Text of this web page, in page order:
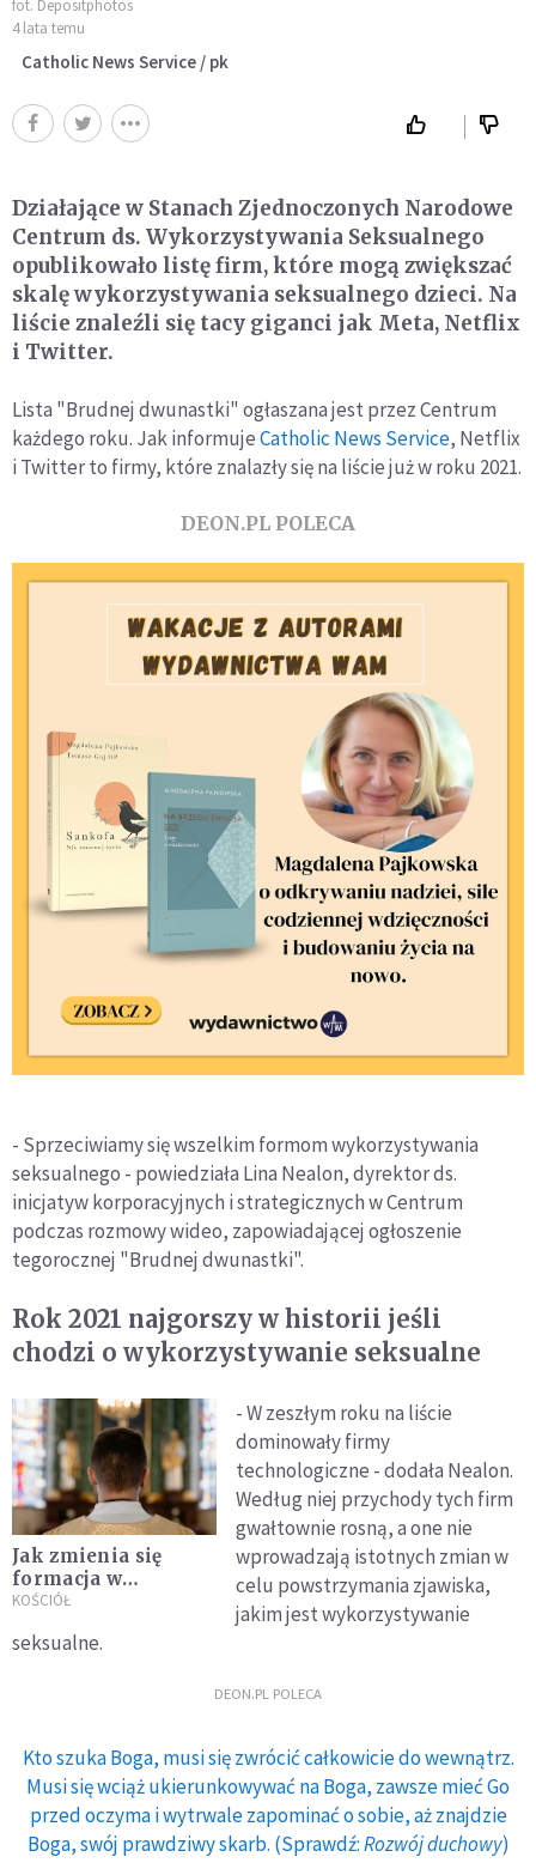
fot. Depositphotos
4 lata temu
Catholic News Service / pk
Działające w Stanach Zjednoczonych Narodowe
Centrum ds. Wykorzystywania Seksualnego
opublikowało listę firm, które mogą zwiększać
skalę wykorzystywania seksualnego dzieci. Na
liście znaleźli się tacy giganci jak Meta, Netflix
i Twitter.
Lista "Brudnej dwunastki" ogłaszana jest przez Centrum
każdego roku. Jak informujeCatholic News Service, Netflix
i Twitter to firmy, które znalazły się na liście już w roku 2021.
DEON.PL POLECA
- Sprzeciwiamy się wszelkim formom wykorzystywania
seksualnego - powiedziała Lina Nealon, dyrektor ds.
inicjatyw korporacyjnych i strategicznych w Centrum
podczas rozmowy wideo, zapowiadającej ogłoszenie
tegorocznej "Brudnej dwunastki".
Rok 2021 najgorszy w historii jeśli
chodzi o wykorzystywanie seksualne
Jak zmienia się
formacja w
seminariach, by
wykorzystaniu
KOŚCIÓŁ
- W zeszłym roku na liście
dominowały firmy
technologiczne - dodała Nealon.
Według niej przychody tych firm
gwałtownie rosną, a one nie
wprowadzają istotnych zmian w
celu powstrzymania zjawiska,
jakim jest wykorzystywanie
seksualne.
DEON.PL POLECA
Kto szuka Boga, musi się zwrócić całkowicie do wewnątrz.
Musi się wciąż ukierunkowywać na Boga, zawsze mieć Go
przed oczyma i wytrwale zapominać o sobie, aż znajdzie
Boga, swój prawdziwy skarb. (Sprawdź:Rozwój duchowy)